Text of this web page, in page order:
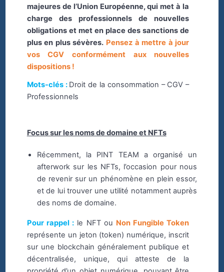
majeures de l’Union Européenne, qui met à la
charge des professionnels de nouvelles
obligations et met en place des sanctions de
plus en plus sévères. Pensez à mettre à jour
vos CGV conformément aux nouvelles
dispositions !
Mots-clés : Droit de la consommation – CGV –
Professionnels
Focus sur les noms de domaine et NFTs
Récemment, la PINT TEAM a organisé un
afterwork sur les NFTs, l’occasion pour nous
de revenir sur un phénomène en plein essor,
et de lui trouver une utilité notamment auprès
des noms de domaine.
Pour rappel : le NFT ou Non Fungible Token
représente un jeton (token) numérique, inscrit
sur une blockchain généralement publique et
décentralisée, unique, qui atteste de la